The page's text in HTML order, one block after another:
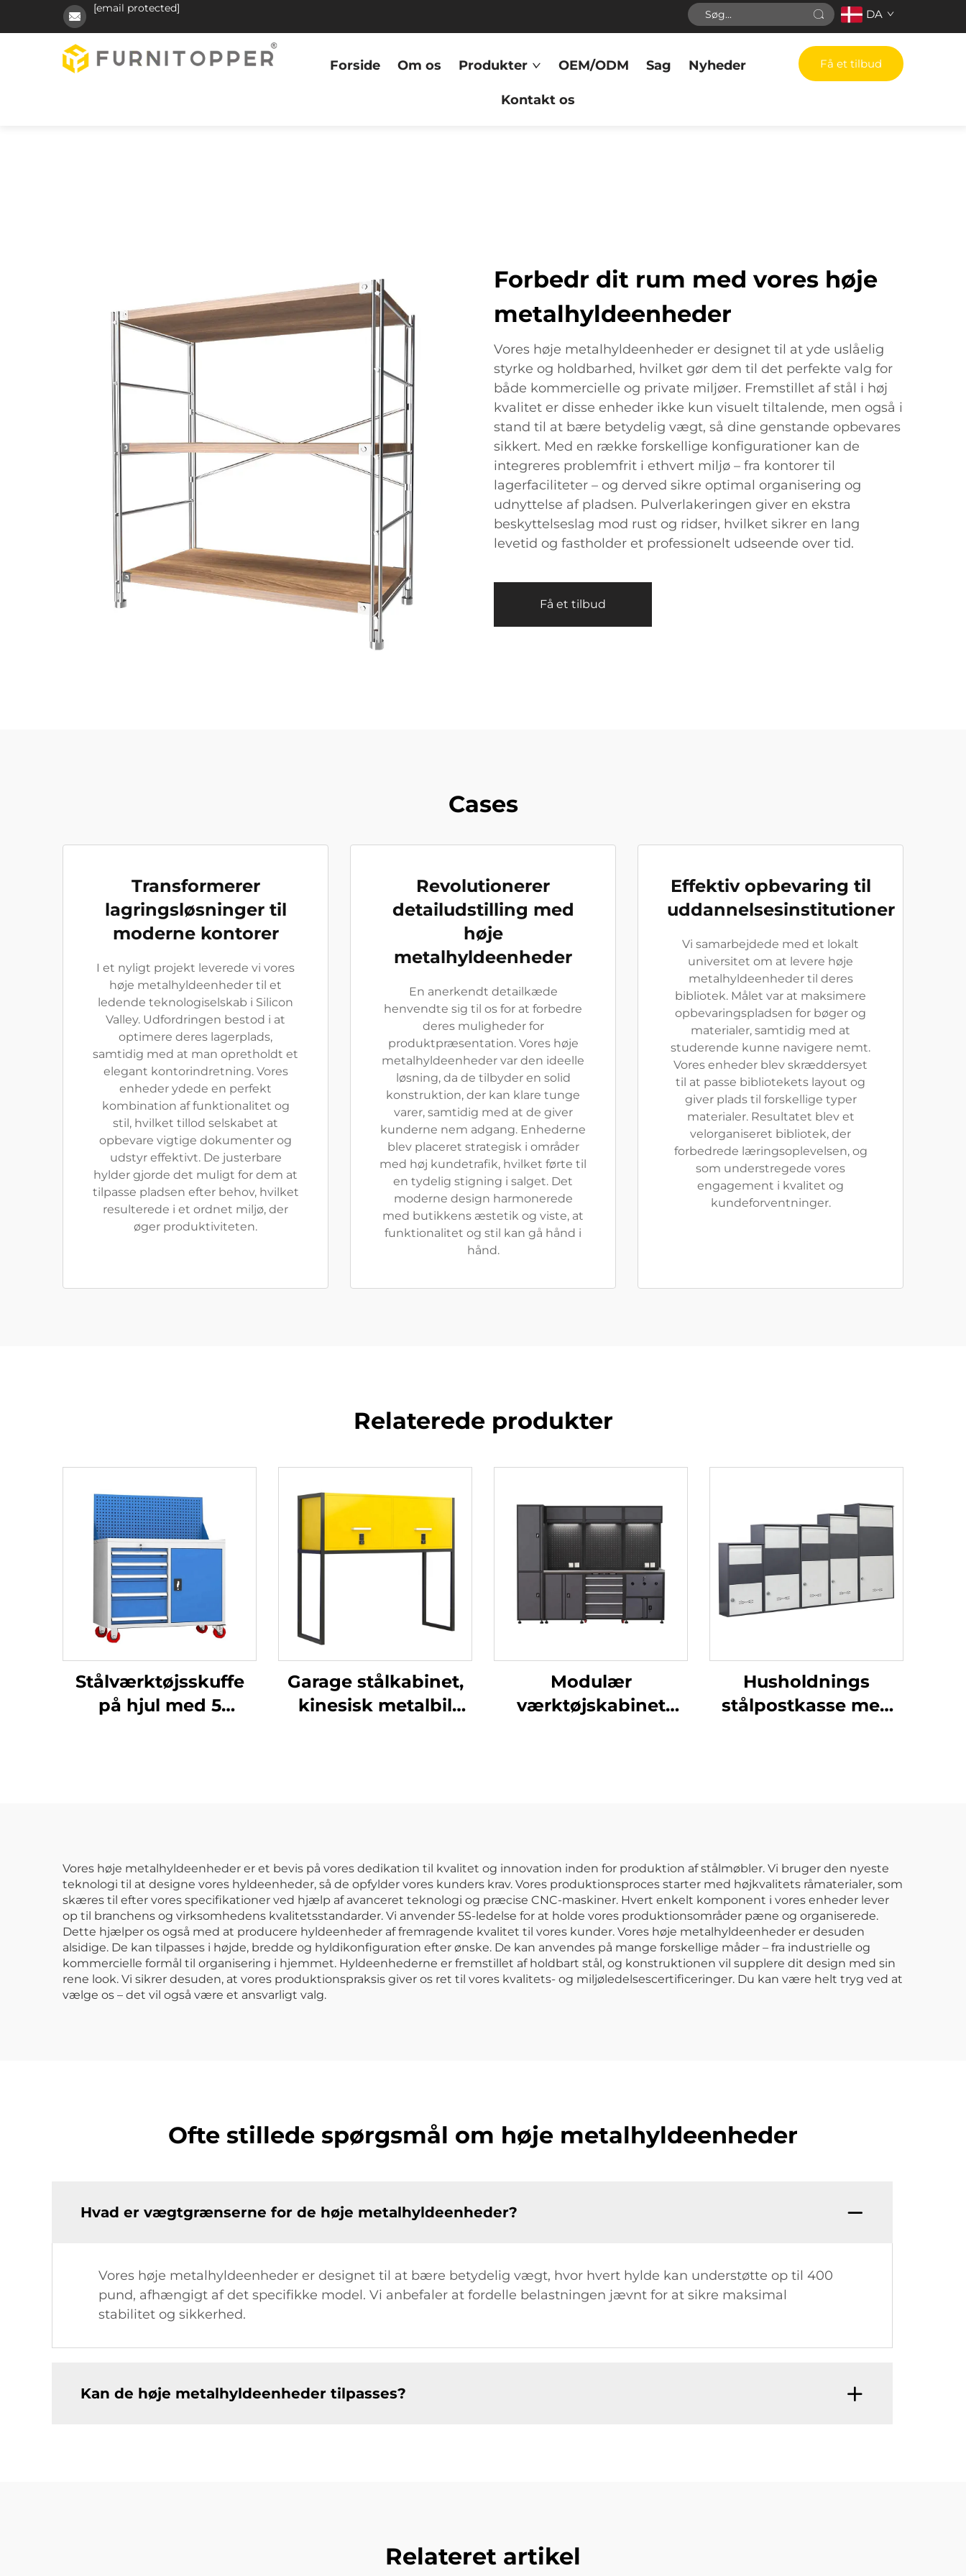
[email protected] DA
Forside Om os Produkter OEM/ODM Sag Nyheder
Kontakt os
Få et tilbud
Forbedr dit rum med vores høje
metalhyldeenheder
Vores høje metalhyldeenheder er designet til at yde uslåelig
styrke og holdbarhed, hvilket gør dem til det perfekte valg for
både kommercielle og private miljøer. Fremstillet af stål i høj
kvalitet er disse enheder ikke kun visuelt tiltalende, men også i
stand til at bære betydelig vægt, så dine genstande opbevares
sikkert. Med en række forskellige konfigurationer kan de
integreres problemfrit i ethvert miljø – fra kontorer til
lagerfaciliteter – og derved sikre optimal organisering og
udnyttelse af pladsen. Pulverlakeringen giver en ekstra
beskyttelseslag mod rust og ridser, hvilket sikrer en lang
levetid og fastholder et professionelt udseende over tid.
Få et tilbud
Cases
Transformerer
lagringsløsninger til
moderne kontorer
I et nyligt projekt leverede vi vores
høje metalhyldeenheder til et
ledende teknologiselskab i Silicon
Valley. Udfordringen bestod i at
optimere deres lagerplads,
samtidig med at man opretholdt et
elegant kontorindretning. Vores
enheder ydede en perfekt
kombination af funktionalitet og
stil, hvilket tillod selskabet at
opbevare vigtige dokumenter og
udstyr effektivt. De justerbare
hylder gjorde det muligt for dem at
tilpasse pladsen efter behov, hvilket
resulterede i et ordnet miljø, der
øger produktiviteten.
Revolutionerer
detailudstilling med
høje
metalhyldeenheder
En anerkendt detailkæde
henvendte sig til os for at forbedre
deres muligheder for
produktpræsentation. Vores høje
metalhyldeenheder var den ideelle
løsning, da de tilbyder en solid
konstruktion, der kan klare tunge
varer, samtidig med at de giver
kunderne nem adgang. Enhederne
blev placeret strategisk i områder
med høj kundetrafik, hvilket førte til
en tydelig stigning i salget. Det
moderne design harmonerede
med butikkens æstetik og viste, at
funktionalitet og stil kan gå hånd i
hånd.
Effektiv opbevaring til
uddannelsesinstitutioner
Vi samarbejdede med et lokalt
universitet om at levere høje
metalhyldeenheder til deres
bibliotek. Målet var at maksimere
opbevaringspladsen for bøger og
materialer, samtidig med at
studerende kunne navigere nemt.
Vores enheder blev skræddersyet
til at passe bibliotekets layout og
giver plads til forskellige typer
materialer. Resultatet blev et
velorganiseret bibliotek, der
forbedrede læringsoplevelsen, og
som understregede vores
engagement i kvalitet og
kundeforventninger.
Relaterede produkter
Stålværktøjsskuffe
på hjul med 5
metalværktøjsvogn,
kabinet
Garage stålkabinet,
kinesisk metalbil
Modulær
værktøjskabinet
Husholdnings
stålpostkasse med
Vores høje metalhyldeenheder er et bevis på vores dedikation til kvalitet og innovation inden for produktion af stålmøbler. Vi bruger den nyeste
teknologi til at designe vores hyldeenheder, så de opfylder vores kunders krav. Vores produktionsproces starter med højkvalitets råmaterialer, som
skæres til efter vores specifikationer ved hjælp af avanceret teknologi og præcise CNC-maskiner. Hvert enkelt komponent i vores enheder lever
op til branchens og virksomhedens kvalitetsstandarder. Vi anvender 5S-ledelse for at holde vores produktionsområder pæne og organiserede.
Dette hjælper os også med at producere hyldeenheder af fremragende kvalitet til vores kunder. Vores høje metalhyldeenheder er desuden
alsidige. De kan tilpasses i højde, bredde og hyldikonfiguration efter ønske. De kan anvendes på mange forskellige måder – fra industrielle og
kommercielle formål til organisering i hjemmet. Hyldeenhederne er fremstillet af holdbart stål, og konstruktionen vil supplere dit design med sin
rene look. Vi sikrer desuden, at vores produktionspraksis giver os ret til vores kvalitets- og miljøledelsescertificeringer. Du kan være helt tryg ved at
vælge os – det vil også være et ansvarligt valg.
Ofte stillede spørgsmål om høje metalhyldeenheder
Hvad er vægtgrænserne for de høje metalhyldeenheder?
Vores høje metalhyldeenheder er designet til at bære betydelig vægt, hvor hvert hylde kan understøtte op til 400
pund, afhængigt af det specifikke model. Vi anbefaler at fordelle belastningen jævnt for at sikre maksimal
stabilitet og sikkerhed.
Kan de høje metalhyldeenheder tilpasses?
Relateret artikel